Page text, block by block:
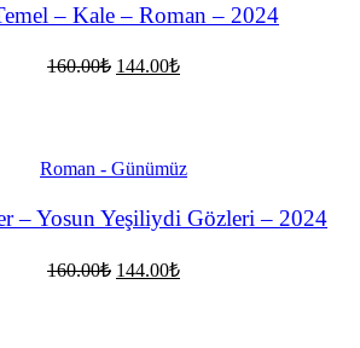
– Kale – Roman – 2024
160.00₺ Orijinal
144.00₺Şu
Roman - Günümüz
– Yosun Yeşiliydi Gözleri – 2024
160.00₺ Orijinal
144.00₺Şu